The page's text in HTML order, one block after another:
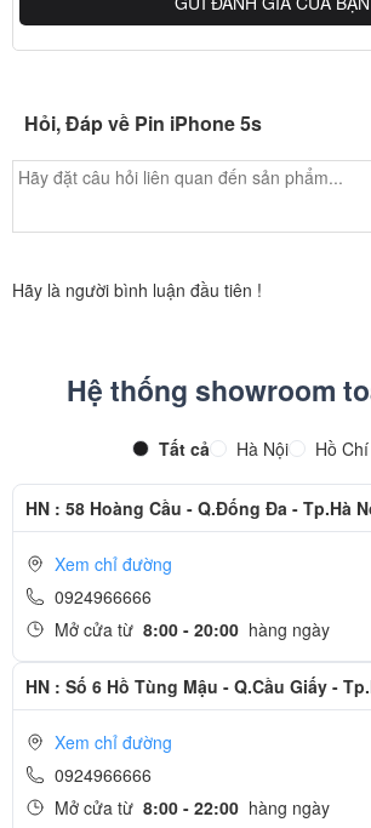
Pin là bộ phận quan trọng trong điện thoại
liền tạiApple Ngọc Nguyễnbạn được xem
Thay pin iPhone loại nào tốt?
Pin iPhone trên thị trường có rất nhiều loại,
Hỏi, Đáp về Pin iPhone 5s
Hãy là người bình luận đầu tiên !
Hệ thống showroom
Tất cả Hà Nội Hồ
HN : 58 Hoàng Cầu - Q.Đống Đa - Tp.Hà
Xem chỉ đường
0924966666
Mở cửa từ 8:00 - 20:00 hàng ngày
HN : Số 6 Hồ Tùng Mậu - Q.Cầu Giấy -
Xem chỉ đường
0924966666
Mở cửa từ 8:00 - 22:00 hàng ngày